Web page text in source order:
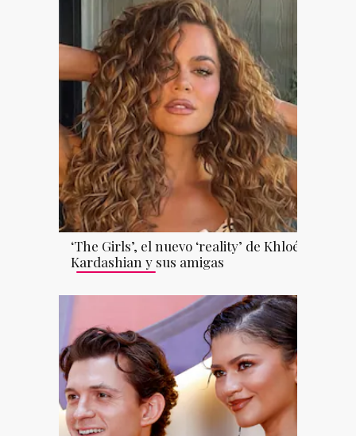
‘The Girls’, el nuevo ‘reality’ de Khloé
Kardashian y sus amigas